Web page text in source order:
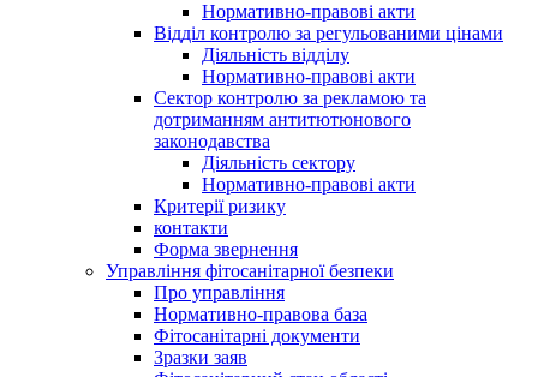
Нормативно-правові акти
Відділ контролю за регульованими цінами
Діяльність відділу
Нормативно-правові акти
Сектор контролю за рекламою та
дотриманням антитютюнового
законодавства
Діяльність сектору
Нормативно-правові акти
Критерії ризику
контакти
Форма звернення
Управління фітосанітарної безпеки
Про управління
Нормативно-правова база
Фітосанітарні документи
Зразки заяв